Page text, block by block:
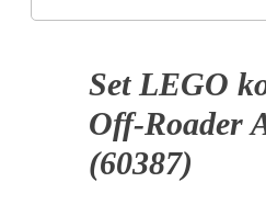
Set LEGO
Off-Roader
(60387)